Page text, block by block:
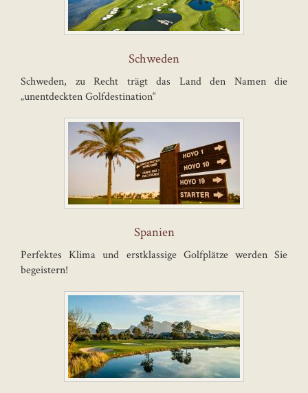
Schweden
Schweden, zu Recht trägt das Land den Namen die
„unentdeckten Golfdestination“
Spanien
Perfektes Klima und erstklassige Golfplätze werden Sie
begeistern!